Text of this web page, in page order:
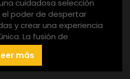
cuidadosa selección
poder de despertar
y crear una experiencia
La fusión de
más